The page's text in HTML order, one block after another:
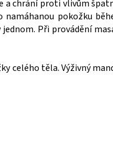
a chrání proti vlivům
namáhanou pokožku
Při provádění
celého těla. Výživný